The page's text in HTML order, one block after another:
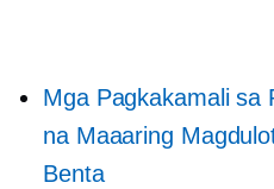
Mga Pagkakamali sa
na Maaaring
Benta